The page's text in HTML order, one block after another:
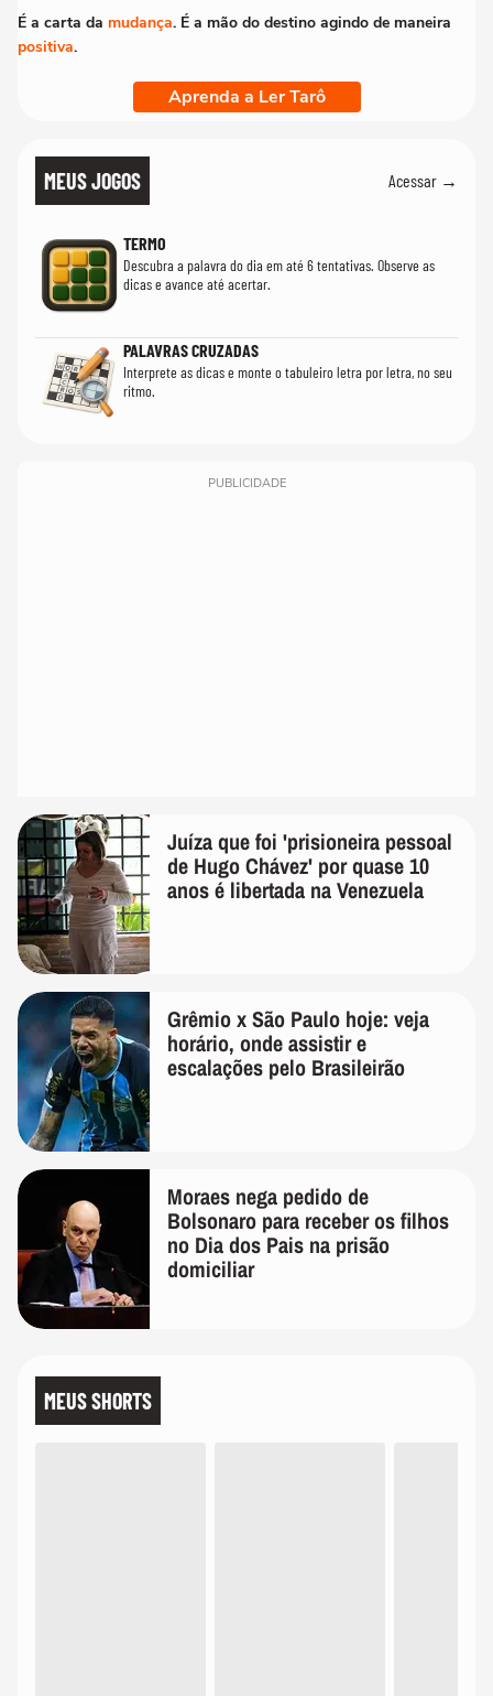
É a carta da mudança. É a mão do destino agindo de maneira
positiva.
Aprenda a Ler Tarô
MEUS JOGOS Acessar →
TERMO
Descubra a palavra do dia em até 6 tentativas. Observe as
dicas e avance até acertar.
PALAVRAS CRUZADAS
Interprete as dicas e monte o tabuleiro letra por letra, no seu
ritmo.
PUBLICIDADE
Juíza que foi 'prisioneira pessoal
de Hugo Chávez' por quase 10
anos é libertada na Venezuela
Grêmio x São Paulo hoje: veja
horário, onde assistir e
escalações pelo Brasileirão
Moraes nega pedido de
Bolsonaro para receber os filhos
no Dia dos Pais na prisão
domiciliar
MEUS SHORTS